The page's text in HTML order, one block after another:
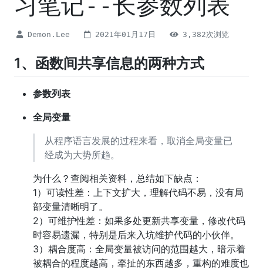
Demon.Lee 2021年01月17日 3,382次浏览
1、函数间共享信息的两种方式
参数列表
全局变量
从程序语言发展的过程来看，取消全局变量已
经成为大势所趋。
为什么？查阅相关资料，总结如下缺点：
1）可读性差：上下文扩大，理解代码不易，没有局
部变量清晰明了。
2）可维护性差：如果多处更新共享变量，修改代码
时容易遗漏，特别是后来入坑维护代码的小伙伴。
3）耦合度高：全局变量被访问的范围越大，暗示着
被耦合的程度越高，牵扯的东西越多，重构的难度也